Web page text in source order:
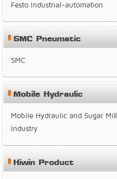
Festo Industrial-automation
SMC Pneumatic
SMC
Mobile Hydraulic
Mobile Hydraulic and Sugar Mill
Industry
Hiwin Product